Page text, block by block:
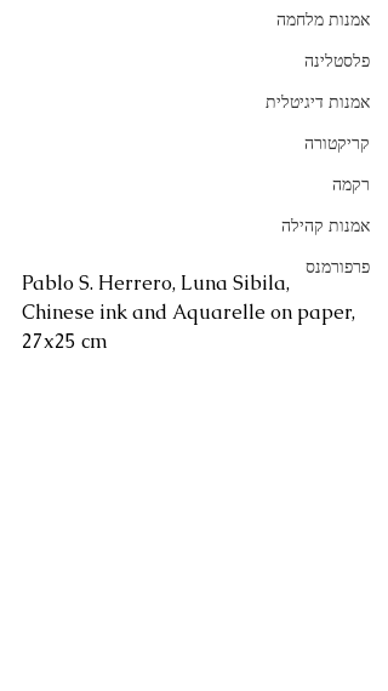
אמנות מלחמה
פלסטלינה
אמנות דיגיטלית
קריקטורה
רקמה
אמנות קהילה
פרפורמנס
Pablo S. Herrero, Luna Sibila,
Chinese ink and Aquarelle on paper,
27x25 cm